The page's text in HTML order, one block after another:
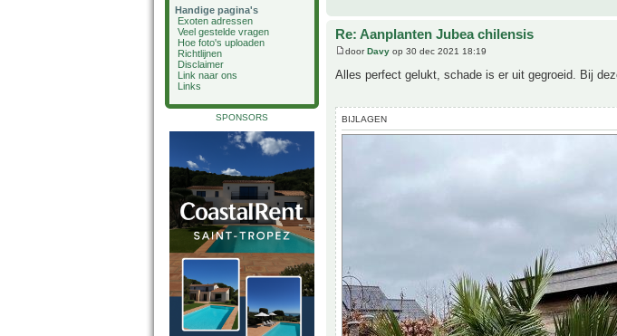
Handige pagina's
Exoten adressen
Veel gestelde vragen
Hoe foto's uploaden
Richtlijnen
Disclaimer
Link naar ons
Links
SPONSORS
Re: Aanplanten Jubea chilensis
doorDavy op 30 dec 2021 18:19
Alles perfect gelukt, schade is er uit gegroeid. Bij
BIJLAGEN